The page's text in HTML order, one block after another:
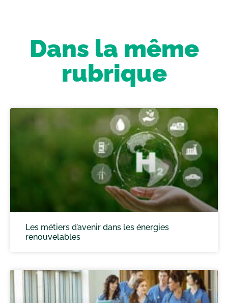
Dans la même
rubrique
Les métiers d’avenir dans les énergies
renouvelables